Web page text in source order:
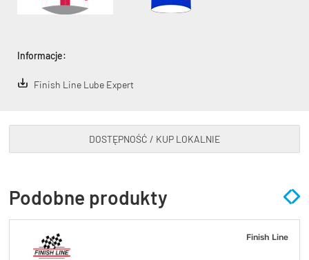
Informacje:
Finish Line Lube Expert
DOSTĘPNOŚĆ / KUP LOKALNIE
Podobne produkty
Finish Line